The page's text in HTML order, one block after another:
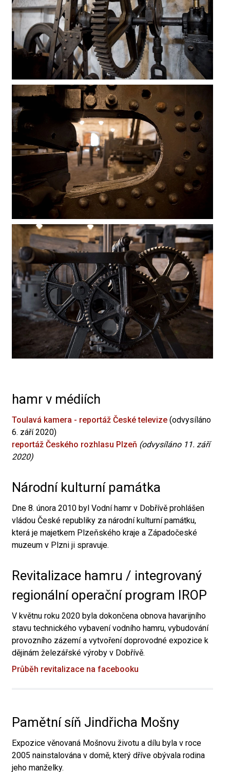
hamr v médiích
Toulavá kamera - reportáž České televize (odvysíláno
6. září 2020)
reportáž Českého rozhlasu Plzeň (odvysíláno 11. září
2020)
Národní kulturní památka
Dne 8. února 2010 byl Vodní hamr v Dobřívě prohlášen
vládou České republiky za národní kulturní památku,
která je majetkem Plzeňského kraje a Západočeské
muzeum v Plzni ji spravuje.
Revitalizace hamru / integrovaný
regionální operační program IROP
V květnu roku 2020 byla dokončena obnova havarijního
stavu technického vybavení vodního hamru, vybudování
provozního zázemí a vytvoření doprovodné expozice k
dějinám železářské výroby v Dobřívě.
Průběh revitalizace na facebooku
Pamětní síň Jindřicha Mošny
Expozice věnovaná Mošnovu životu a dílu byla v roce
2005 nainstalována v domě, který dříve obývala rodina
jeho manželky.